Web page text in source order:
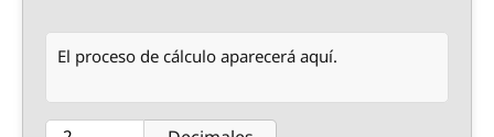
El proceso de cálculo aparecerá aquí.